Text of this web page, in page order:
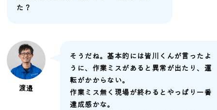
た？
渡邉
そうだね。基本的には皆川くんが言ったよ
うに、作業ミスがあると異常が出たり、運
転がかからない。
作業ミス無く現場が終わるとやっぱり一番
達成感かな。